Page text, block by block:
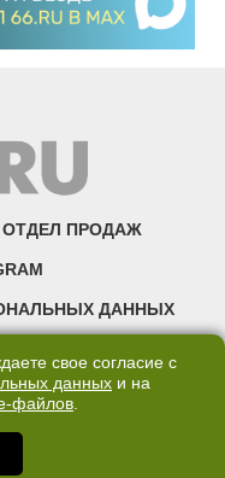
ОТДЕЛ ПРОДАЖ
ДАННЫХ
доведение до всеобщего
портал
Федеральной службой по
свое согласие с
данных и на
файлов.